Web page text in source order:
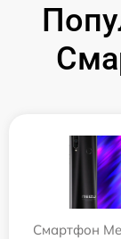
Смартфон